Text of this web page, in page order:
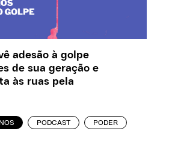
adesão à golpe
de sua geração e
às ruas pela
PODCAST PODER